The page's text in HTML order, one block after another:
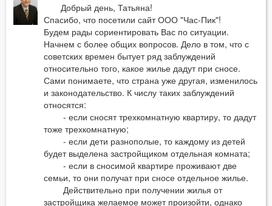
Добрый день, Татьяна!
Спасибо, что посетили сайт ООО "Час-Пик"!
Будем рады сориентировать Вас по ситуации.
Начнем с более общих вопросов. Дело в том, что с
советских времен бытует ряд заблуждений
относительно того, какое жилье дадут при сносе.
Сами понимаете, что страна уже другая, изменилось
и законодательство. К числу таких заблуждений
относятся:
- если сносят трехкомнатную квартиру, то дадут
тоже трехкомнатную;
- если дети разнополые, то каждому из детей
будет выделена застройщиком отдельная комната;
- если в сносимой квартире проживают две
семьи, то они получат при сносе отдельное жилье.
Действительно при получении жилья от
застройщика желаемое может произойти, однако